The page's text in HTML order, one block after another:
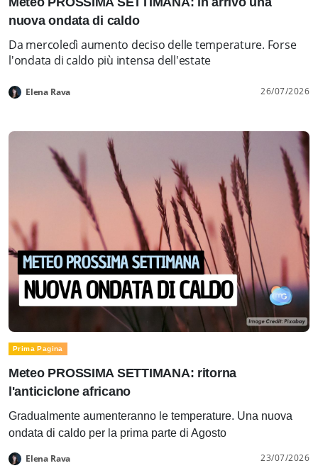
nuova ondata di caldo
Da mercoledì aumento deciso delle temperature. Forse
l'ondata di caldo più intensa dell'estate
Elena Rava 26/07/2026
Prima Pagina
Meteo PROSSIMA SETTIMANA: ritorna
l'anticiclone africano
Gradualmente aumenteranno le temperature. Una nuova
ondata di caldo per la prima parte di Agosto
Elena Rava 23/07/2026